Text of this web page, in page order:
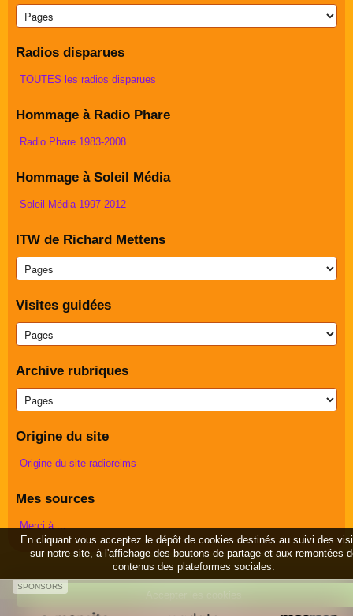
Radios disparues
TOUTES les radios disparues
Hommage à Radio Phare
Radio Phare 1983-2008
Hommage à Soleil Média
Soleil Média 1997-2012
ITW de Richard Mettens
Visites guidées
Archive rubriques
Origine du site
Origine du site radioreims
Mes sources
Merci à ...
SPONSORS
En cliquant vous acceptez le dépôt de cookies destinés au suivi des
sur notre site, à l'affichage des boutons de partage et aux remontées
contenus des plateformes sociales.
Accepter les cookies